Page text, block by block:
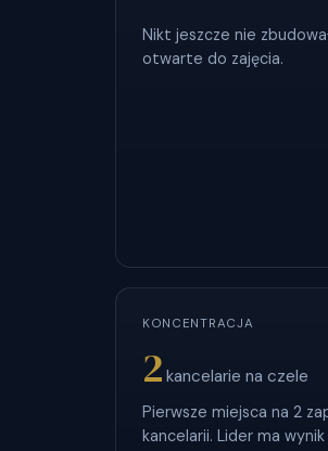
Nikt jeszcze nie
otwarte do zajęcia.
KONCENTRACJA
2 kancelarie na czele
Pierwsze miejsca na 2
kancelarii. Lider ma